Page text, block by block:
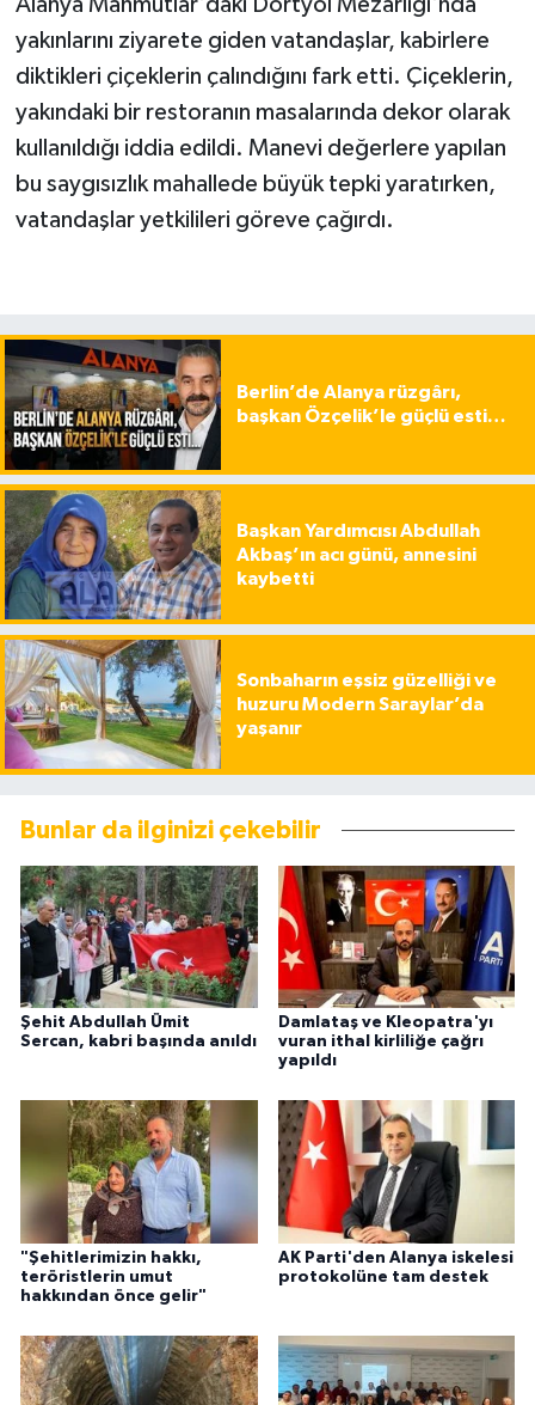
Alanya Mahmutlar'daki Dörtyol Mezarlığı'nda
yakınlarını ziyarete giden vatandaşlar, kabirlere
diktikleri çiçeklerin çalındığını fark etti. Çiçeklerin,
yakındaki bir restoranın masalarında dekor olarak
kullanıldığı iddia edildi. Manevi değerlere yapılan
bu saygısızlık mahallede büyük tepki yaratırken,
vatandaşlar yetkilileri göreve çağırdı.
Berlin’de Alanya rüzgârı,
başkan Özçelik’le güçlü esti…
Başkan Yardımcısı Abdullah
Akbaş’ın acı günü, annesini
kaybetti
Sonbaharın eşsiz güzelliği ve
huzuru Modern Saraylar’da
yaşanır
Bunlar da ilginizi çekebilir
Şehit Abdullah Ümit
Sercan, kabri başında anıldı
Damlataş ve Kleopatra'yı
vuran ithal kirliliğe çağrı
yapıldı
"Şehitlerimizin hakkı,
teröristlerin umut
hakkından önce gelir"
AK Parti'den Alanya iskelesi
protokolüne tam destek